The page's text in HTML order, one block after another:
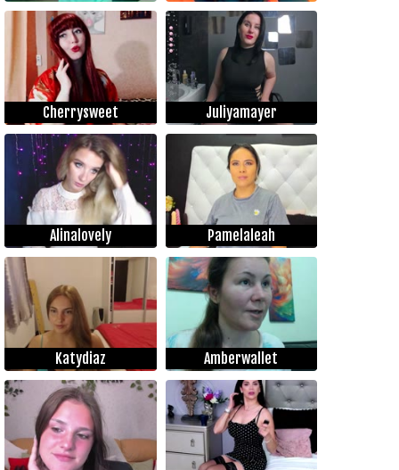
Cherrysweet Juliyamayer
Alinalovely Pamelaleah
Katydiaz Amberwallet